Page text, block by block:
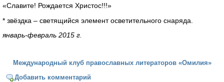
«Славите! Рождается Христос!!!»
* звёздка – светящийся элемент осветительного снаряда.
январь-февраль 2015 г.
Международный клуб православных литераторов «Омилия»
Добавить комментарий